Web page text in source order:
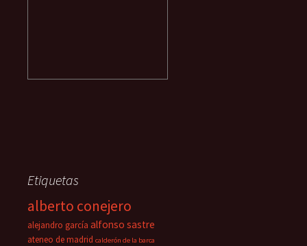
Etiquetas
alberto conejero
alejandro garcía alfonso sastre
ateneo de madrid calderón de la barca